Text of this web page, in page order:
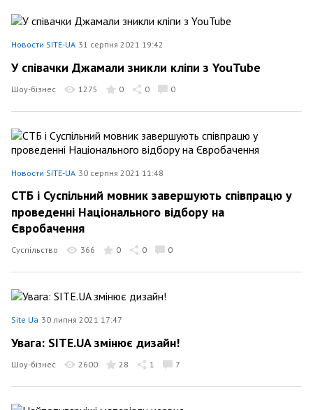
Новости SITE-UA 31 серпня 2021 19:42
У співачки Джамали зникли кліпи з YouTube
Шоу-бізнес 1275 0 0 0
Новости SITE-UA 30 серпня 2021 11:48
СТБ і Суспільний мовник завершують співпрацю у
проведенні Національного відбору на
Євробачення
Суспільство 366 0 0 0
Site Ua 30 липня 2021 17:47
Увага: SITE.UA змінює дизайн!
Шоу-бізнес 2600 28 1 7